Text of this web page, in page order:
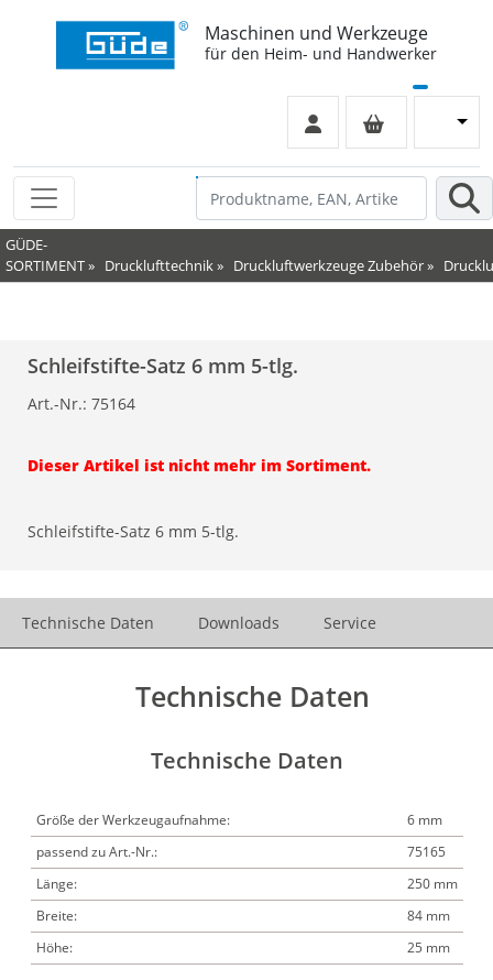
Maschinen und Werkzeuge
für den Heim- und Handwerker
GÜDE-
SORTIMENT» Drucklufttechnik» Druckluftwerkzeuge Zubehör»
Schleifstifte-Satz 6 mm 5-tlg.
Art.-Nr.: 75164
Dieser Artikel ist nicht mehr im Sortiment.
Schleifstifte-Satz 6 mm 5-tlg.
Technische Daten Downloads Service
Technische Daten
Technische Daten
Größe der Werkzeugaufnahme:
6 mm
passend zu Art.-Nr.:
75165
Länge:
250 mm
Breite:
84 mm
Höhe:
25 mm